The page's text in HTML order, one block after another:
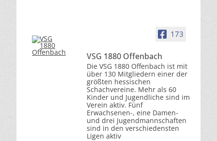
173
VSG 1880 Offenbach
Die VSG 1880 Offenbach ist mit
über 130 Mitgliedern einer der
größten hessischen
Schachvereine. Mehr als 60
Kinder und Jugendliche sind im
Verein aktiv. Fünf
Erwachsenen-, eine Damen-
und drei Jugendmannschaften
sind in den verschiedensten
Ligen aktiv